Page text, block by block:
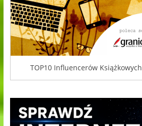
TOP10 Influencerów Książkowych